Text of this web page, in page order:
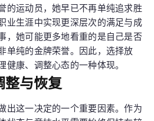
的运动员，她早已不再单纯追求胜
业生涯中实现更深层次的满足与成
，她可能更多地看重的是自己是否
单纯的金牌荣誉。因此，选择放
康、调整心态的一种体现。
整与恢复
出这一决定的一个重要因素。作为